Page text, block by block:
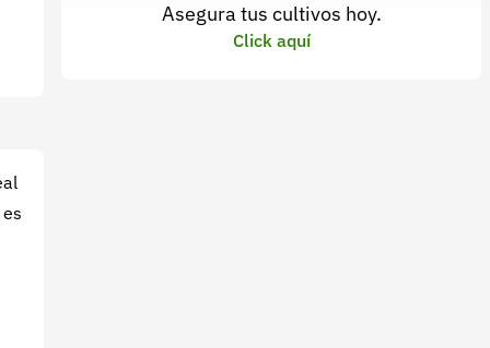
es
Asegura tus cultivos hoy.
Click aquí